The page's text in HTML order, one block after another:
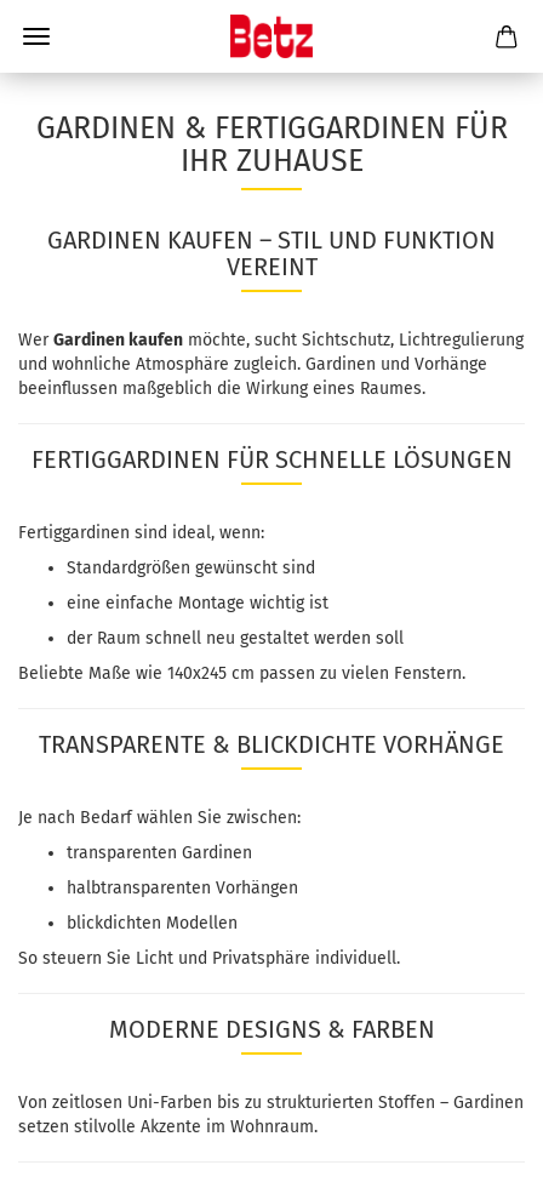
GARDINEN & FERTIGGARDINEN FÜR
IHR ZUHAUSE
GARDINEN KAUFEN – STIL UND FUNKTION
VEREINT
WerGardinen kaufen möchte, sucht Sichtschutz, Lichtregulierung
und wohnliche Atmosphäre zugleich. Gardinen und Vorhänge
beeinflussen maßgeblich die Wirkung eines Raumes.
FERTIGGARDINEN FÜR SCHNELLE LÖSUNGEN
Fertiggardinen sind ideal, wenn:
Standardgrößen gewünscht sind
eine einfache Montage wichtig ist
der Raum schnell neu gestaltet werden soll
Beliebte Maße wie 140x245 cm passen zu vielen Fenstern.
TRANSPARENTE & BLICKDICHTE VORHÄNGE
Je nach Bedarf wählen Sie zwischen:
transparenten Gardinen
halbtransparenten Vorhängen
blickdichten Modellen
So steuern Sie Licht und Privatsphäre individuell.
MODERNE DESIGNS & FARBEN
Von zeitlosen Uni-Farben bis zu strukturierten Stoffen – Gardinen
setzen stilvolle Akzente im Wohnraum.